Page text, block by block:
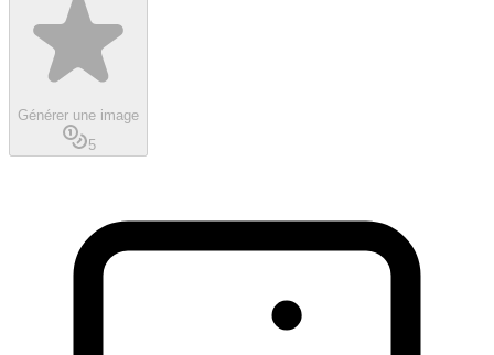
Générer une image
5